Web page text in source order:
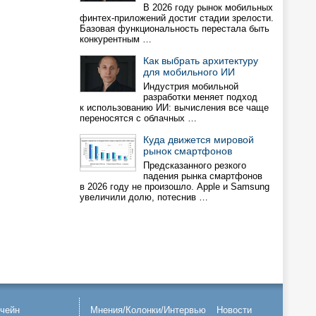
В 2026 году рынок мобильных
финтех-приложений достиг стадии зрелости.
Базовая функциональность перестала быть
конкурентным …
Как выбрать архитектуру
для мобильного ИИ
Индустрия мобильной
разработки меняет подход
к использованию ИИ: вычисления все чаще
переносятся с облачных …
Куда движется мировой
рынок смартфонов
Предсказанного резкого
падения рынка смартфонов
в 2026 году не произошло. Apple и Samsung
увеличили долю, потеснив …
Мнения/Колонки/Интервью Новости